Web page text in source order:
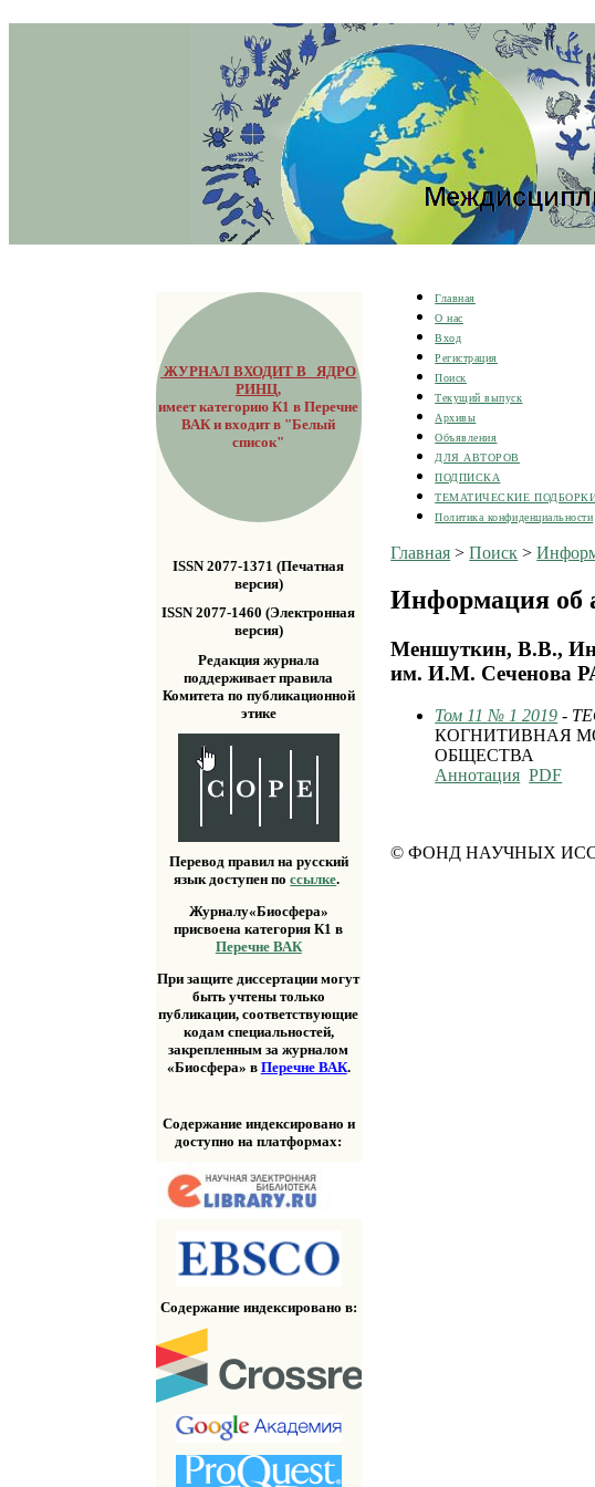
ЖУРНАЛ ВХОДИТ В ЯДРО
РИНЦ,
имеет категорию К1 в Перечне
ВАК и входит в "Белый
список"
ISSN 2077-1371 (Печатная
версия)
ISSN 2077-1460 (Электронная
версия)
Редакция журнала
поддерживает правила
Комитета по публикационной
этике
Перевод правил на русский
язык доступен поссылке.
Журналу«Биосфера»
присвоена категория К1 в
Перечне ВАК
При защите диссертации могут
быть учтены только
публикации, соответствующие
кодам специальностей,
закрепленным за журналом
«Биосфера» в Перечне ВАК.
Содержание индексировано и
доступно на платформах:
Содержание индексировано в:
Главная
О нас
Вход
Регистрация
Поиск
Текущий выпуск
Архивы
Объявления
ДЛЯ АВТОРОВ
ПОДПИСКА
ТЕМАТИЧЕСКИЕ
Политика конфиденциальности
Главная >Поиск >
Информация об
Меншуткин, В.В.,
им. И.М. Сеченова
Том 11 № 1 2019 -
КОГНИТИВНАЯ
ОБЩЕСТВА
Аннотация PDF
© ФОНД НАУЧНЫХ